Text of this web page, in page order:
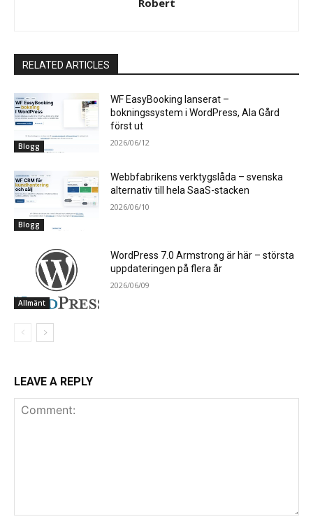
RELATED ARTICLES
Blogg
WF EasyBooking lanserat –
bokningssystem i WordPress, Ala Gård
först ut
2026/06/12
Blogg
Webbfabrikens verktygslåda – svenska
alternativ till hela SaaS-stacken
2026/06/10
Allmänt
WordPress 7.0 Armstrong är här – största
uppdateringen på flera år
2026/06/09
LEAVE A REPLY